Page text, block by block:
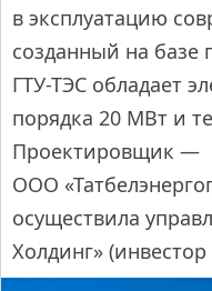
в эксплуатацию
созданный на базе
ГТУ-ТЭС обладает
порядка 20 МВт и
Проектировщик —
ООО
осуществила
Холдинг»